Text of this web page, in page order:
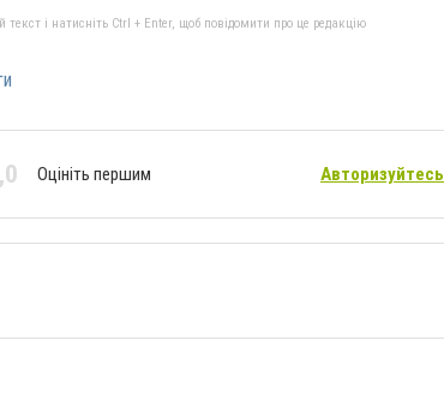
і натисніть Ctrl + Enter, щоб повідомити про це редакцію
Оцініть першим Авторизуйтесь